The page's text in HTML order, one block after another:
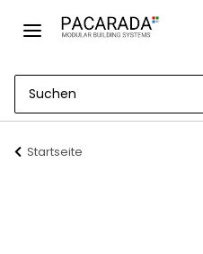
Startseite